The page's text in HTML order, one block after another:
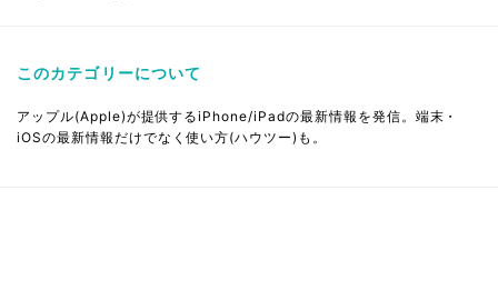
このカテゴリーについて
アップル(Apple)が提供するiPhone/iPadの最新情報を発信。端末・
iOSの最新情報だけでなく使い方(ハウツー)も。